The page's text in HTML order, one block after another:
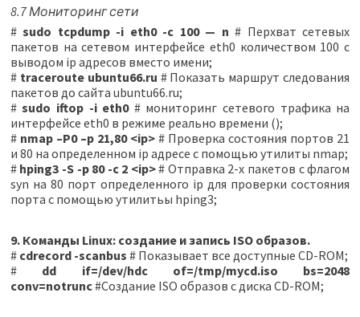
8.7 Мониторинг сети
#sudo tcpdump -i eth0 -c 100 — n # Перхват сетевых
пакетов на сетевом интерфейсе eth0 количеством 100 с
выводом ip адресов вместо имени;
# traceroute ubuntu66.ru # Показать маршрут следования
пакетов до сайта ubuntu66.ru;
#sudo iftop -i eth0 # мониторинг сетевого трафика на
интерфейсе eth0 в режиме реально времени ();
# nmap –P0 –p 21,80 <ip> # Проверка состояния портов 21
и 80 на определенном ip адресе с помощью утилиты nmap;
# hping3 -S -p 80 -c 2 <ip># Отправка 2-х пакетов с флагом
syn на 80 порт определенного ip для проверки состояния
порта с помощью утилитьы hping3;
9. Команды Linux: создание и запись ISO образов.
# cdrecord -scanbus # Показывает все доступные CD-ROM;
# dd if=/dev/hdc of=/tmp/mycd.iso bs=2048
conv=notrunc#Создание ISO образов с диска CD-ROM;